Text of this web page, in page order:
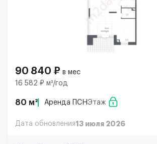
90 840 ₽ в мес
16 582 ₽ м²/год
80 м² Аренда ПСНЭтаж
Дата обновления13 июля 2026